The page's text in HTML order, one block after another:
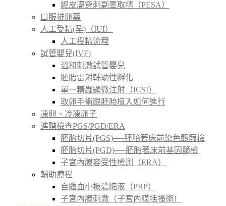
經皮膚穿刺副睪取精（PESA）
口服排卵藥
人工受精(孕)（IUI）
人工授精流程
試管嬰兒(IVF)
溫和刺激試管嬰兒
胚胎雷射輔助性孵化
單一精蟲顯微注射（ICSI）
取卵手術跟胚胎植入如何進行
凍卵、冷凍卵子
進階檢查PGS/PGD/ERA
胚胎切片(PGS)──胚胎著床前染色體篩檢
胚胎切片(PGD)──胚胎著床前基因篩檢
子宮內膜容受性檢測（ERA）
輔助療程
自體血小板濃縮液（PRP）
子宮內膜刺激（子宮內膜括搔術）